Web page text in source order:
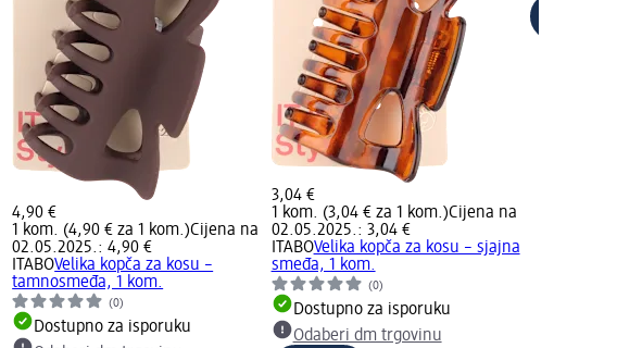
4,90 €
1 kom. (4,90 € za 1 kom.)Cijena na
02.05.2025.: 4,90 €
ITABOVelika kopča za kosu –
tamnosmeđa, 1 kom.
(0)
Dostupno za isporuku
3,04 €
1 kom. (3,04 € za 1 kom.)Cijena na
02.05.2025.: 3,04 €
ITABOVelika kopča za kosu – sjajna
smeđa, 1 kom.
(0)
Dostupno za isporuku
Odaberi dm trgovinu